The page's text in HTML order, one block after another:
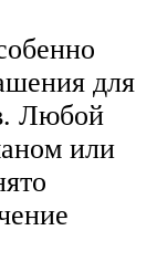
для
Любой
или